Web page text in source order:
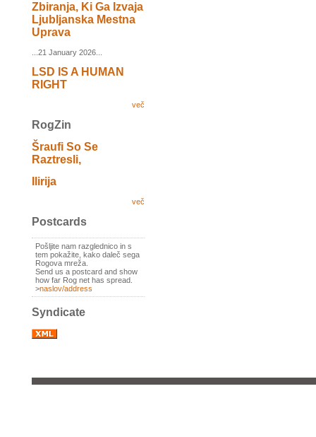
Zbiranja, Ki Ga Izvaja
Ljubljanska Mestna
Uprava
...21 January 2026...
LSD IS A HUMAN
RIGHT
več
RogZin
Šraufi So Se
Raztresli,
Ilirija
več
Postcards
Pošljite nam razglednico in s
tem pokažite, kako daleč sega
Rogova mreža.
Send us a postcard and show
how far Rog net has spread.
>naslov/address
Syndicate